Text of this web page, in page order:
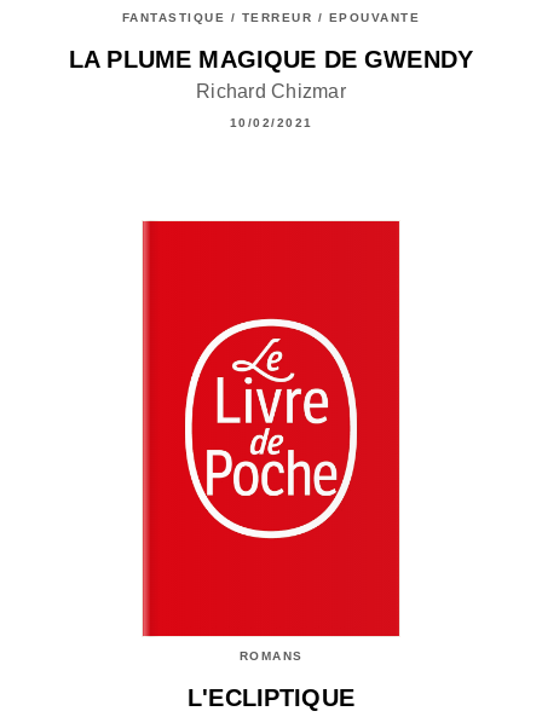
FANTASTIQUE / TERREUR / EPOUVANTE
LA PLUME MAGIQUE DE GWENDY
Richard Chizmar
10/02/2021
ROMANS
L'ECLIPTIQUE